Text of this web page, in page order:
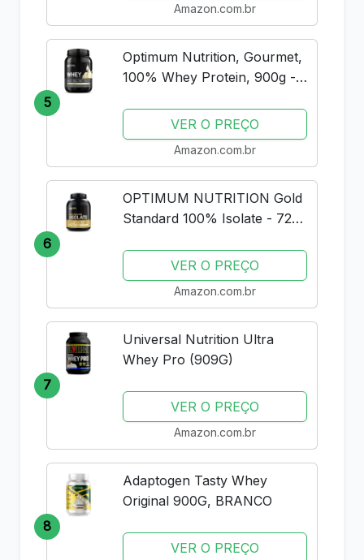
Amazon.com.br
5
Optimum Nutrition, Gourmet,
100% Whey Protein, 900g -
VER O PREÇO
Amazon.com.br
6
OPTIMUM NUTRITION Gold
Standard 100% Isolate - 720g
VER O PREÇO
Amazon.com.br
7
Universal Nutrition Ultra
Whey Pro (909G)
VER O PREÇO
Amazon.com.br
8
Adaptogen Tasty Whey
Original 900G, BRANCO
VER O PREÇO